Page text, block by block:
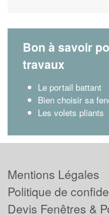
Bon à savoir
travaux
Le portail battant
Bien choisir sa
Les volets pliants
Mentions Légales
Politique de
Devis Fenêtres &